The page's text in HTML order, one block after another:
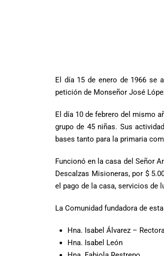
El día 15 de enero de 1966 se
petición de Monseñor José
El día 10 de febrero del mismo
grupo de 45 niñas. Sus
bases tanto para la primaria
Funcionó en la casa del Señor
Descalzas Misioneras, por $
el pago de la casa, servicios de
La Comunidad fundadora de
Hna. Isabel Álvarez –
Hna. Isabel León